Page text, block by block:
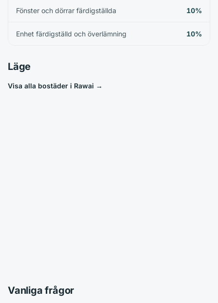
Fönster och dörrar färdigställda 10%
Enhet färdigställd och överlämning 10%
Läge
Visa alla bostäder i Rawai →
Vanliga frågor